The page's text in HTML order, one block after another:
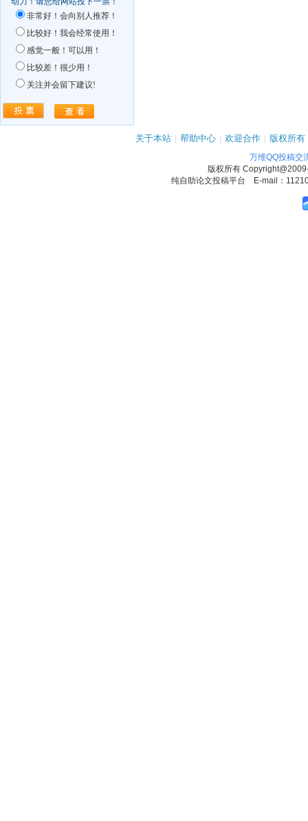
非常好！会向别人推荐！
比较好！我会经常使用！
感觉一般！可以用！
比较差！很少用！
关注并会留下建议!
关于本站 | 帮助中心 | 欢迎合作 | 版权所有
万维QQ投稿交
版权所有
纯自助论文投稿平台 E-mail：